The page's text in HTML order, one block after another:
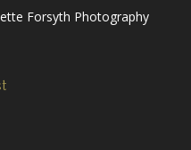
Forsyth Photography